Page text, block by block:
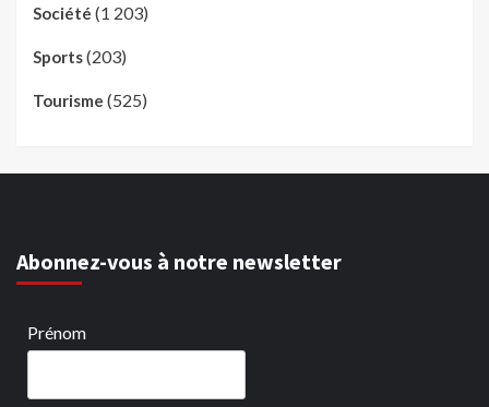
Société (1 203)
Sports(203)
Tourisme (525)
Abonnez-vous à notre newsletter
Prénom